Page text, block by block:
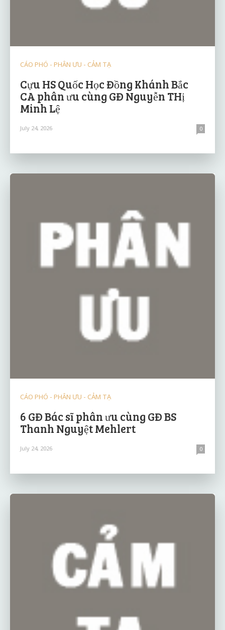
CÁO PHÓ - PHÂN ƯU - CẢM TẠ
Cựu HS Quốc Học Đồng Khánh Bắc
CA phân ưu cùng GĐ Nguyễn THị
Minh Lệ
July 24, 2026 0
CÁO PHÓ - PHÂN ƯU - CẢM TẠ
6 GĐ Bác sĩ phân ưu cùng GĐ BS
Thanh Nguyệt Mehlert
July 24, 2026 0